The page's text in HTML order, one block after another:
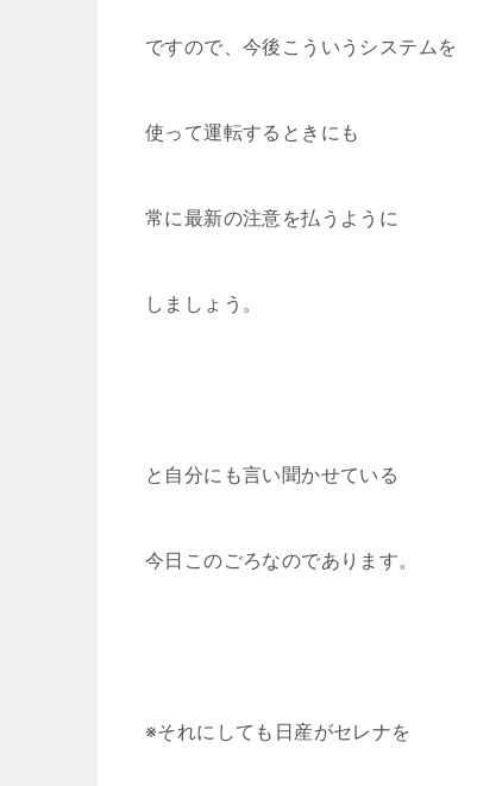
ですので、今後こういうシステムを
使って運転するときにも
常に最新の注意を払うように
しましょう。
と自分にも言い聞かせている
今日このごろなのであります。
※それにしても日産がセレナを